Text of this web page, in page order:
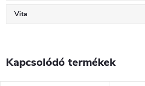
Vita
Kapcsolódó termékek